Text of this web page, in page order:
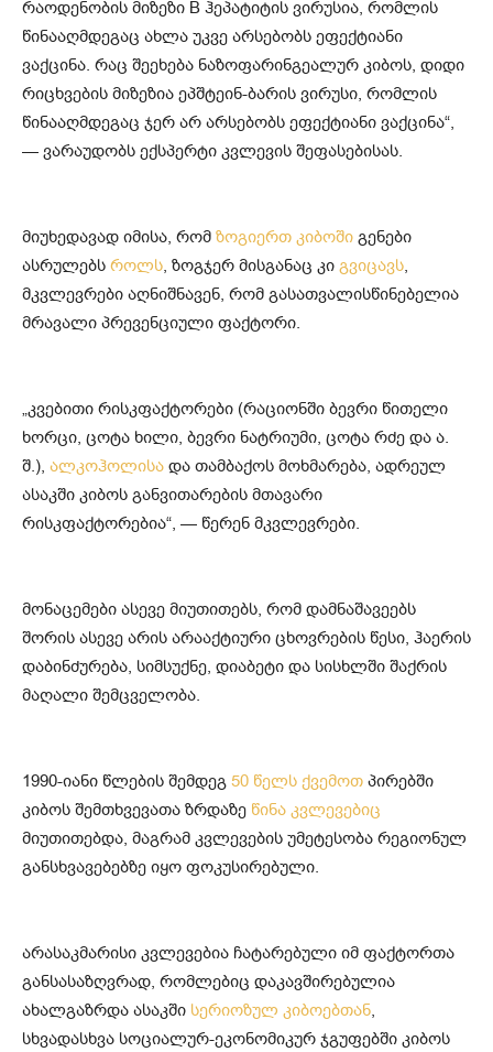
რაოდენობის მიზეზი B ჰეპატიტის ვირუსია, რომლის
წინააღმდეგაც ახლა უკვე არსებობს ეფექტიანი
ვაქცინა. რაც შეეხება ნაზოფარინგეალურ კიბოს, დიდი
რიცხვების მიზეზია ეპშტეინ-ბარის ვირუსი, რომლის
წინააღმდეგაც ჯერ არ არსებობს ეფექტიანი ვაქცინა“,
— ვარაუდობს ექსპერტი კვლევის შეფასებისას.
მიუხედავად იმისა, რომ ზოგიერთ კიბოში გენები
ასრულებს როლს, ზოგჯერ მისგანაც კი გვიცავს,
მკვლევრები აღნიშნავენ, რომ გასათვალისწინებელია
მრავალი პრევენციული ფაქტორი.
„კვებითი რისკფაქტორები (რაციონში ბევრი წითელი
ხორცი, ცოტა ხილი, ბევრი ნატრიუმი, ცოტა რძე და ა.
შ.), ალკოჰოლისა და თამბაქოს მოხმარება, ადრეულ
ასაკში კიბოს განვითარების მთავარი
რისკფაქტორებია“, — წერენ მკვლევრები.
მონაცემები ასევე მიუთითებს, რომ დამნაშავეებს
შორის ასევე არის არააქტიური ცხოვრების წესი, ჰაერის
დაბინძურება, სიმსუქნე, დიაბეტი და სისხლში შაქრის
მაღალი შემცველობა.
1990-იანი წლების შემდეგ 50 წელს ქვემოთ პირებში
კიბოს შემთხვევათა ზრდაზე წინა კვლევებიც
მიუთითებდა, მაგრამ კვლევების უმეტესობა რეგიონულ
განსხვავებებზე იყო ფოკუსირებული.
არასაკმარისი კვლევებია ჩატარებული იმ ფაქტორთა
განსასაზღვრად, რომლებიც დაკავშირებულია
ახალგაზრდა ასაკში სერიოზულ კიბოებთან,
სხვადასხვა სოციალურ-ეკონომიკურ ჯგუფებში კიბოს